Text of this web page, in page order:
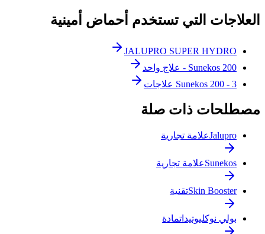
العلاجات التي تستخدم أحماض أمينية
JALUPRO SUPER HYDRO
Sunekos 200 - علاج واحد
Sunekos 200 - 3 علاجات
مصطلحات ذات صلة
Jaluproعلامة تجارية
Sunekosعلامة تجارية
Skin Boosterتقنية
بولي نوكليوتيداتمادة